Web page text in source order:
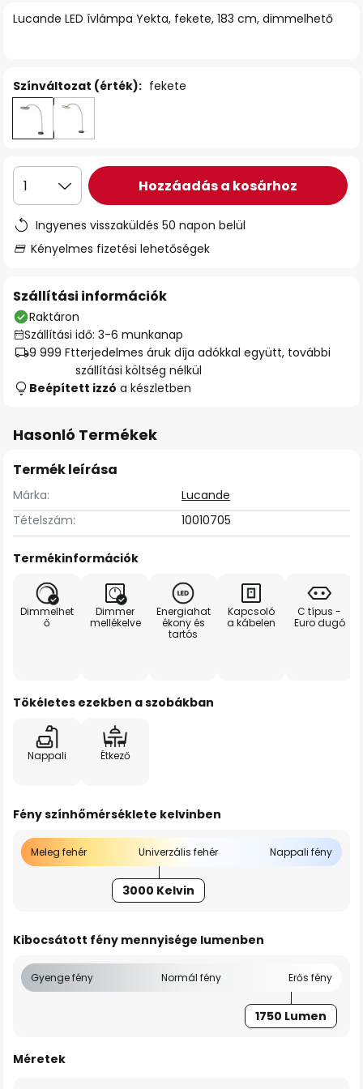
Lucande LED ívlámpa Yekta, fekete, 183 cm, dimmelhető
Színváltozat (érték): fekete
1 Hozzáadás a kosárhoz
Ingyenes visszaküldés 50 napon belül
Kényelmes fizetési lehetőségek
Szállítási információk
Raktáron
Szállítási idő: 3-6 munkanap
9 999 Ftterjedelmes áruk díja adókkal együtt, további
szállítási költség nélkül
Beépített izzó a készletben
Hasonló Termékek
Termék leírása
Márka:
Lucande
Tételszám:
10010705
Termékinformációk
Dimmelhet
ő
Dimmer
mellékelve
Energiahat
ékony és
tartós
Kapcsoló
a kábelen
C típus -
Euro dugó
Tökéletes ezekben a szobákban
Nappali Étkező
Fény színhőmérséklete kelvinben
Meleg fehér Univerzális fehér Nappali fény
3000 Kelvin
Kibocsátott fény mennyisége lumenben
Gyenge fény Normál fény Erős fény
1750 Lumen
Méretek